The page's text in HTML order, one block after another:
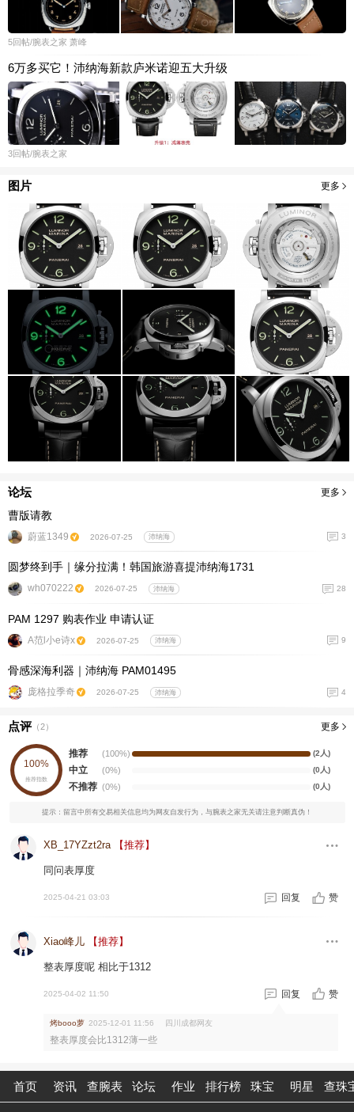
5回帖/腕表之家 萧峰
6万多买它！沛纳海新款庐米诺迎五大升级
3回帖/腕表之家
图片 更多
论坛 更多
曹版请教
蔚蓝1349 2026-07-25 沛纳海 3
圆梦终到手｜缘分拉满！韩国旅游喜提沛纳海1731
wh070222 2026-07-25 沛纳海 28
PAM 1297 购表作业 申请认证
A范l小e诗x 2026-07-25 沛纳海 9
骨感深海利器｜沛纳海 PAM01495
庞格拉季奇 2026-07-25 沛纳海 4
点评（2） 更多
100%
推荐指数
推荐 (100%) (2人)
中立 (0%) (0人)
不推荐 (0%) (0人)
提示：留言中所有交易相关信息均为网友自发行为，与腕表之家无关请注意判断真伪！
XB_17YZzt2ra 【推荐】
同问表厚度
2025-04-21 03:03 回复 赞
Xiao峰儿 【推荐】
整表厚度呢 相比于1312
2025-04-02 11:50 回复 赞
烤booo萝 2025-12-01 11:56 四川成都网友
整表厚度会比1312薄一些
首页 资讯 查腕表 论坛 作业 排行榜 珠宝 明星 查珠